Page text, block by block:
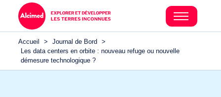
Accueil > Journal de Bord
>
Les data centers en orbite : nouveau refuge ou nouvelle
démesure technologique ?